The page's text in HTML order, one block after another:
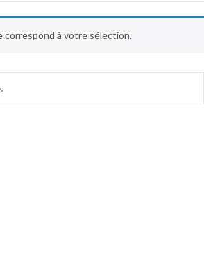
correspond à votre sélection.